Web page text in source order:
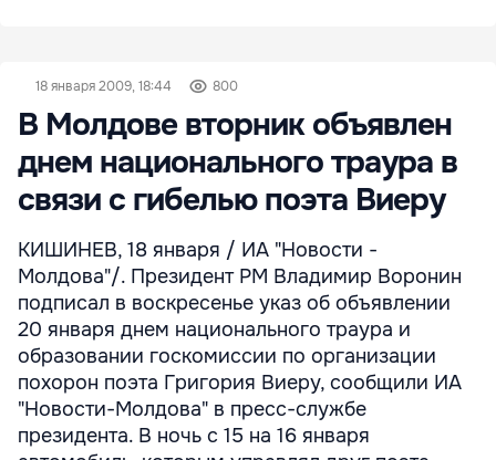
18 января 2009, 18:44 800
В Молдове вторник объявлен
днем национального траура в
связи с гибелью поэта Виеру
КИШИНЕВ, 18 января / ИА "Новости -
Молдова"/. Президент РМ Владимир Воронин
подписал в воскресенье указ об объявлении
20 января днем национального траура и
образовании госкомиссии по организации
похорон поэта Григория Виеру, сообщили ИА
"Новости-Молдова" в пресс-службе
президента. В ночь с 15 на 16 января